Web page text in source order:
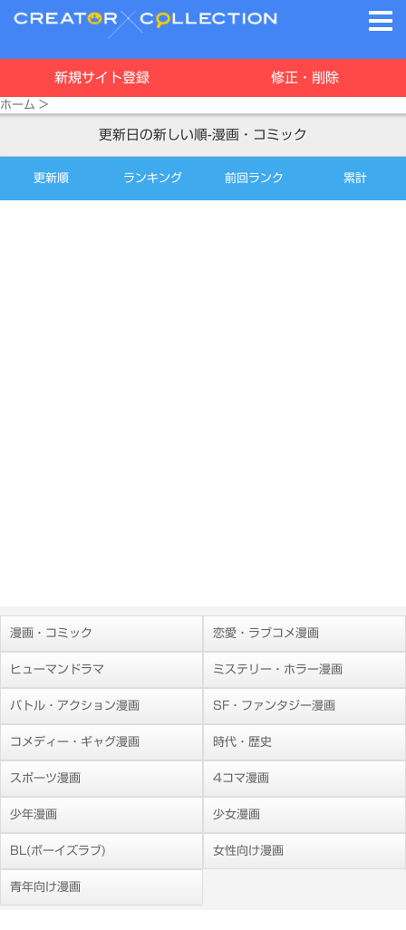
新規サイト登録 修正・削除
ホーム >
更新日の新しい順-漫画・コミック
更新順 ランキング 前回ランク 累計
漫画・コミック 恋愛・ラブコメ漫画
ヒューマンドラマ ミステリー・ホラー漫画
バトル・アクション漫画 SF・ファンタジー漫画
コメディー・ギャグ漫画 時代・歴史
スポーツ漫画 4コマ漫画
少年漫画 少女漫画
BL(ボーイズラブ) 女性向け漫画
青年向け漫画